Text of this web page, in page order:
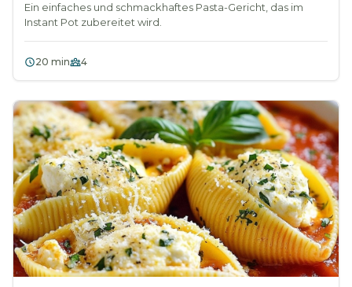
Ein einfaches und schmackhaftes Pasta-Gericht, das im
Instant Pot zubereitet wird.
20 min 4